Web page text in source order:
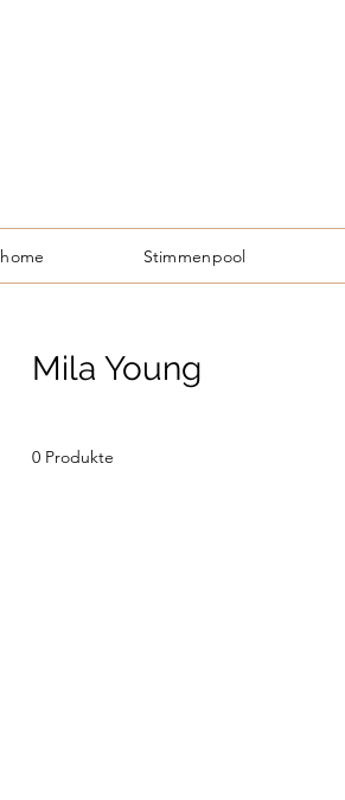
home Stimmenpool
Mila Young
0 Produkte